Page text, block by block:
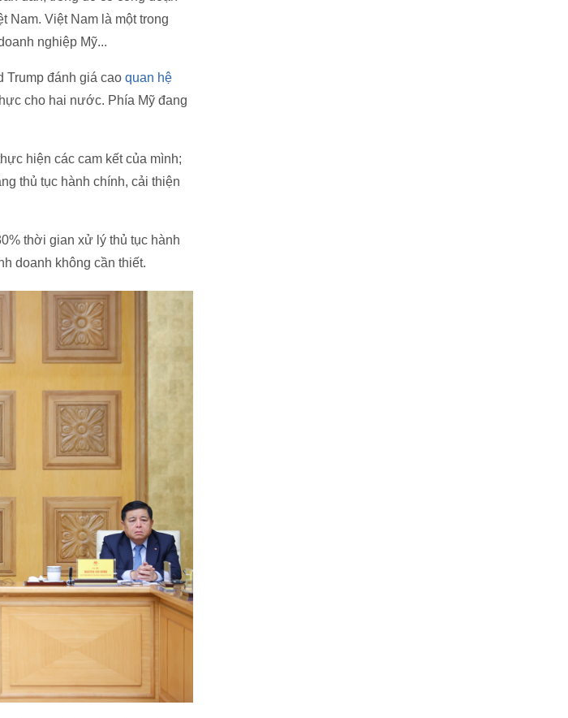
Nam. Việt Nam là một trong
nghiệp Mỹ...
Trump đánh giá cao quan hệ
cho hai nước. Phía Mỹ đang
hiện các cam kết của mình;
thủ tục hành chính, cải thiện
thời gian xử lý thủ tục hành
doanh không cần thiết.